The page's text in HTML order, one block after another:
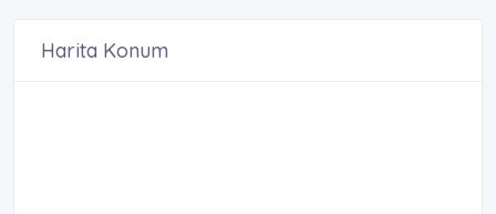
Harita Konum